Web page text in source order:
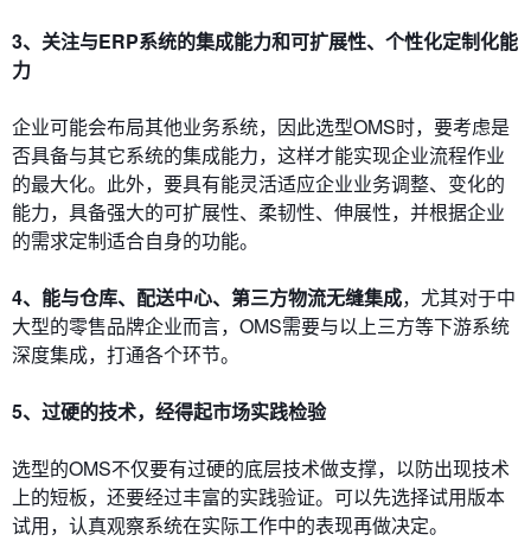
3、关注与ERP系统的集成能力和可扩展性、个性化定制化能
力
企业可能会布局其他业务系统，因此选型OMS时，要考虑是
否具备与其它系统的集成能力，这样才能实现企业流程作业
的最大化。此外，要具有能灵活适应企业业务调整、变化的
能力，具备强大的可扩展性、柔韧性、伸展性，并根据企业
的需求定制适合自身的功能。
4、能与仓库、配送中心、第三方物流无缝集成，尤其对于中
大型的零售品牌企业而言，OMS需要与以上三方等下游系统
深度集成，打通各个环节。
5、过硬的技术，经得起市场实践检验
选型的OMS不仅要有过硬的底层技术做支撑，以防出现技术
上的短板，还要经过丰富的实践验证。可以先选择试用版本
试用，认真观察系统在实际工作中的表现再做决定。